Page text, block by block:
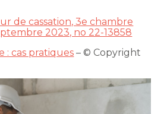
de cassation, 3e chambre
2023, no 22-13858
: cas pratiques – © Copyright